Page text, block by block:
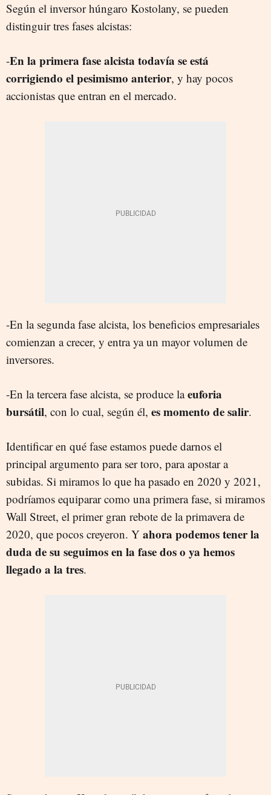
Según el inversor húngaro Kostolany, se pueden
distinguir tres fases alcistas:
-En la primera fase alcista todavía se está
corrigiendo el pesimismo anterior, y hay pocos
accionistas que entran en el mercado.
-En la segunda fase alcista, los beneficios empresariales
comienzan a crecer, y entra ya un mayor volumen de
inversores.
-En la tercera fase alcista, se produce laeuforia
bursátil, con lo cual, según él, es momento de salir.
Identificar en qué fase estamos puede darnos el
principal argumento para ser toro, para apostar a
subidas. Si miramos lo que ha pasado en 2020 y 2021,
podríamos equiparar como una primera fase, si miramos
Wall Street, el primer gran rebote de la primavera de
2020, que pocos creyeron. Y ahora podemos tener la
duda de su seguimos en la fase dos o ya hemos
llegado a la tres.